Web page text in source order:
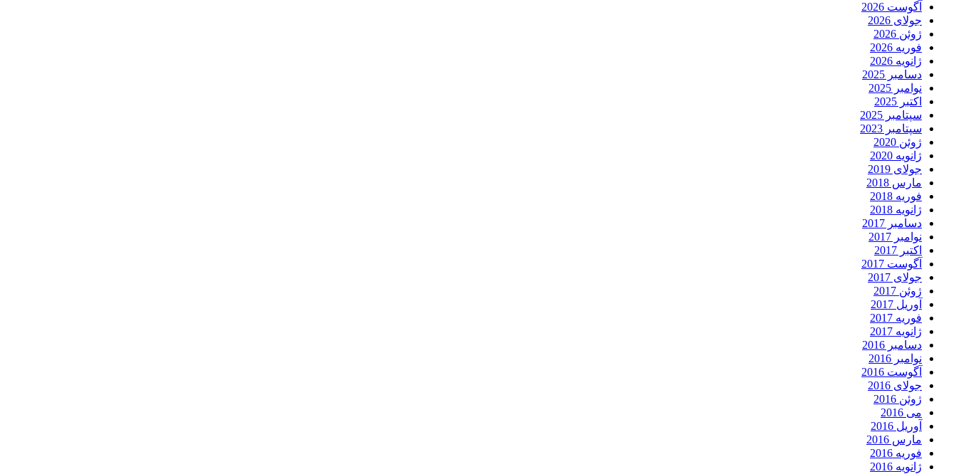
آگوست 2026
جولای 2026
ژوئن 2026
فوریه 2026
ژانویه 2026
دسامبر 2025
نوامبر 2025
اکتبر 2025
سپتامبر 2025
سپتامبر 2023
ژوئن 2020
ژانویه 2020
جولای 2019
مارس 2018
فوریه 2018
ژانویه 2018
دسامبر 2017
نوامبر 2017
اکتبر 2017
آگوست 2017
جولای 2017
ژوئن 2017
آوریل 2017
فوریه 2017
ژانویه 2017
دسامبر 2016
نوامبر 2016
آگوست 2016
جولای 2016
ژوئن 2016
می 2016
آوریل 2016
مارس 2016
فوریه 2016
ژانویه 2016